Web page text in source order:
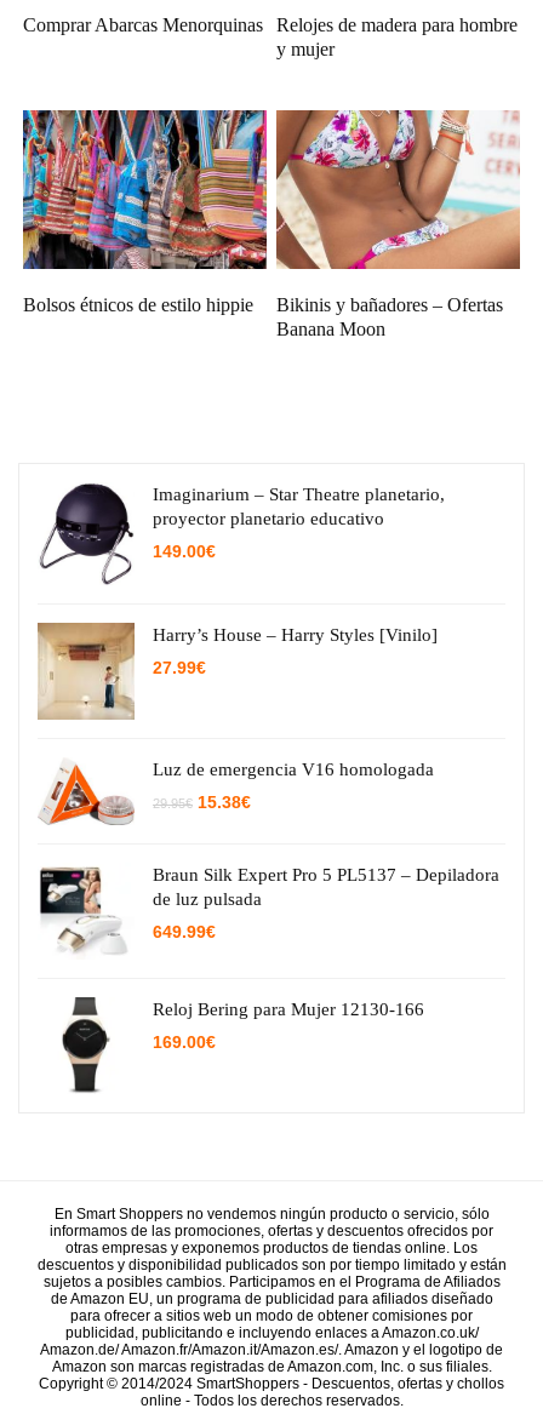
Comprar Abarcas Menorquinas
Relojes de madera para hombre
y mujer
Bolsos étnicos de estilo hippie
Bikinis y bañadores – Ofertas
Banana Moon
Imaginarium – Star Theatre planetario,
proyector planetario educativo
149.00€
Harry’s House – Harry Styles [Vinilo]
27.99€
Luz de emergencia V16 homologada
29.95€ El
29.95€.
15.38€El
15.38€.
Braun Silk Expert Pro 5 PL5137 – Depiladora
de luz pulsada
649.99€
Reloj Bering para Mujer 12130-166
169.00€
En Smart Shoppers no vendemos ningún producto o servicio, sólo
informamos de las promociones, ofertas y descuentos ofrecidos por
otras empresas y exponemos productos de tiendas online. Los
descuentos y disponibilidad publicados son por tiempo limitado y están
sujetos a posibles cambios. Participamos en el Programa de Afiliados
de Amazon EU, un programa de publicidad para afiliados diseñado
para ofrecer a sitios web un modo de obtener comisiones por
publicidad, publicitando e incluyendo enlaces a Amazon.co.uk/
Amazon.de/ Amazon.fr/Amazon.it/Amazon.es/. Amazon y el logotipo de
Amazon son marcas registradas de Amazon.com, Inc. o sus filiales.
Copyright © 2014/2024 SmartShoppers - Descuentos, ofertas y chollos
online - Todos los derechos reservados.